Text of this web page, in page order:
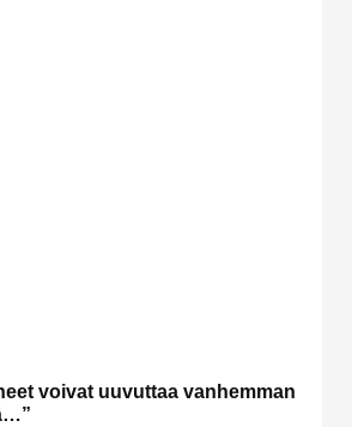
voivat uuvuttaa vanhemman